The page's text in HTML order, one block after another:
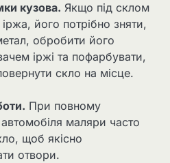
кузова. Якщо під склом
його потрібно зняти,
обробити його
іржі та пофарбувати,
скло на місце.
При повному
маляри часто
щоб якісно
отвори.